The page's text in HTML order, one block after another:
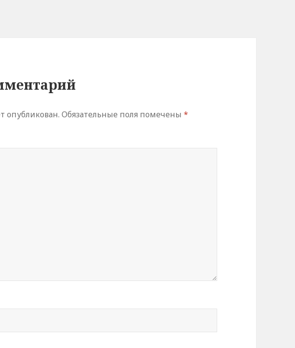
опубликован. Обязательные поля помечены*